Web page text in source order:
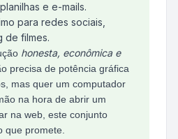
e e-mails.
para redes sociais,
de filmes.
honesta, econômica e
precisa de potência gráfica
mas quer um computador
na hora de abrir um
na web, este conjunto
que promete.